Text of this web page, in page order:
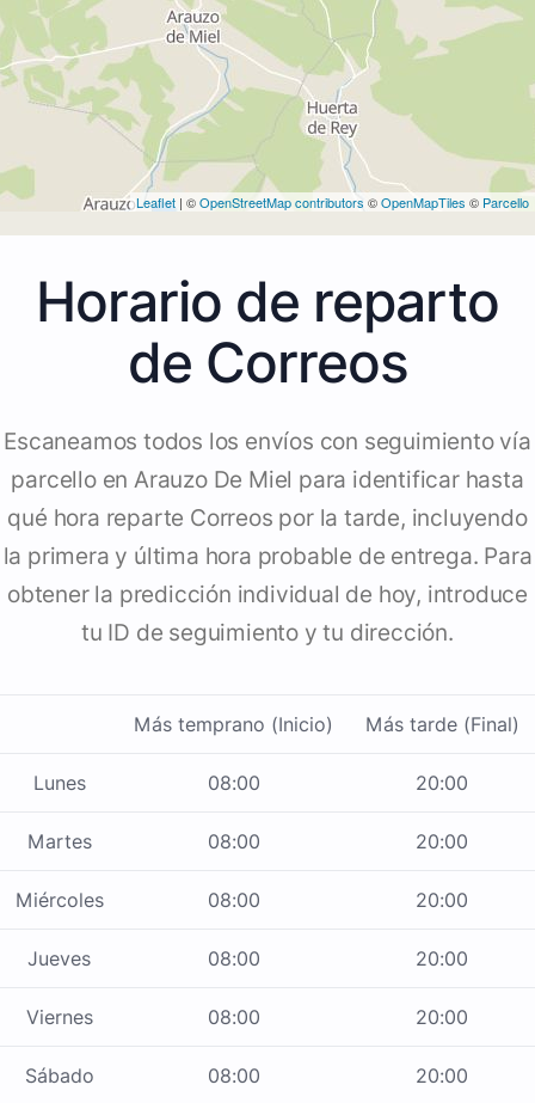
Leaflet | ©OpenStreetMap contributors ©OpenMapTiles © Parcello
Horario de reparto
de Correos
Escaneamos todos los envíos con seguimiento vía
parcello en Arauzo De Miel para identificar hasta
qué hora reparte Correos por la tarde, incluyendo
la primera y última hora probable de entrega. Para
obtener la predicción individual de hoy, introduce
tu ID de seguimiento y tu dirección.
Más temprano (Inicio) Más tarde (Final)
Lunes 08:00 20:00
Martes 08:00 20:00
Miércoles 08:00 20:00
Jueves 08:00 20:00
Viernes 08:00 20:00
Sábado 08:00 20:00